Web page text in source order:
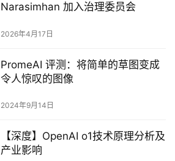
Narasimhan 加入治理委员会
2026年4月17日
PromeAI 评测：将简单的草图变成
令人惊叹的图像
2024年9月14日
【深度】OpenAI o1技术原理分析及
产业影响